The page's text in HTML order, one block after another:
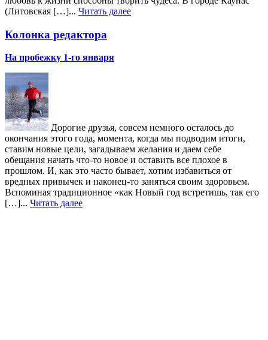
(Литовская […]... Читать далее
Колонка редактора
На пробежку 1-го января
Дорогие друзья, совсем немного осталось до
окончания этого года, момента, когда мы подводим итоги,
ставим новые цели, загадываем желания и даем себе
обещания начать что-то новое и оставить все плохое в
прошлом. И, как это часто бывает, хотим избавиться от
вредных привычек и наконец-то заняться своим здоровьем.
Вспоминая традиционное «как Новый год встретишь, так его
[…]... Читать далее